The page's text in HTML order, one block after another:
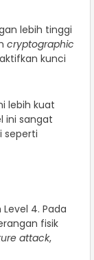
lebih tinggi
cryptographic
kunci
lebih kuat
ini sangat
seperti
4. Pada
fisik
attack,